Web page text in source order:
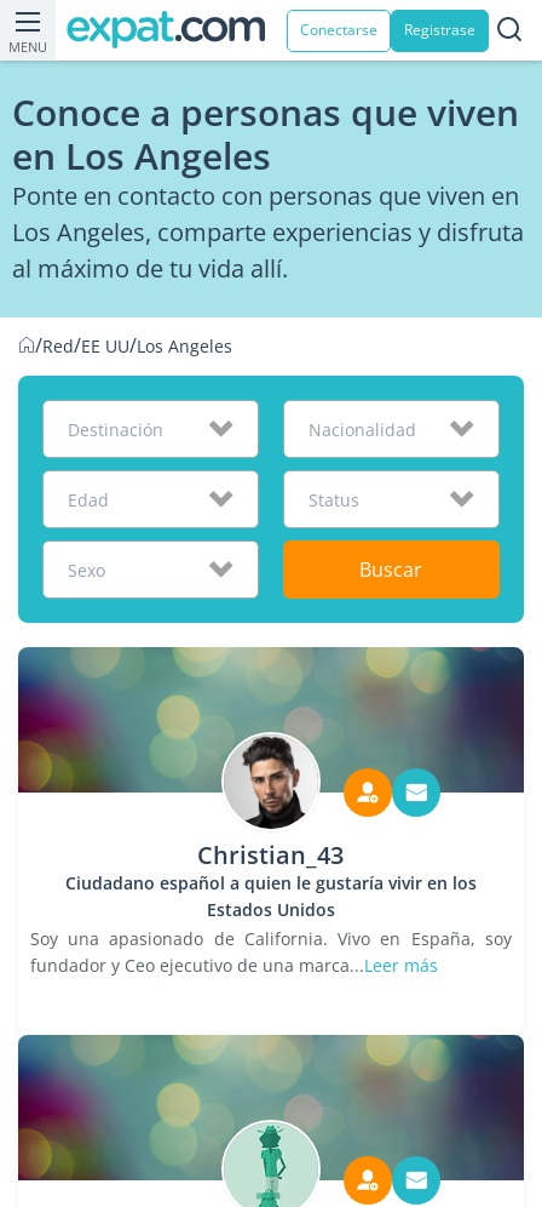
MENU
Conectarse Registrase
Conoce a personas que viven
en Los Angeles
Ponte en contacto con personas que viven en
Los Angeles, comparte experiencias y disfruta
al máximo de tu vida allí.
/Red/EE UU/Los Angeles
Destinación Nacionalidad
Edad Status
Sexo Buscar
Christian_43
Ciudadano español a quien le gustaría vivir en los
Estados Unidos
Soy una apasionado de California. Vivo en España, soy
fundador y Ceo ejecutivo de una marca...Leer más